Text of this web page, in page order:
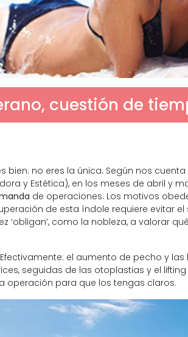
cuestión de
bien: no eres la única. Según nos cuenta
y Estética), en los meses de abril y
de operaciones. Los motivos
de esta índole requiere evitar el
‘obligan’, como la nobleza, a valorar
Efectivamente: el aumento de pecho y las
seguidas de las otoplastias y el
operación para que los tengas claros.